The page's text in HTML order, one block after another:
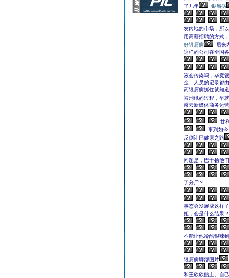
了几年
银屑病
发内地的市场，所
用高薪招聘的方式
好银屑病
后来
这样的公司在全国
液会传染吗，毕竟
金、人员的记录都
药银屑病抓住就知
被刑讯的过程，早
乘云新媒体商务运
甘
事到如
反倒让巴健康之路
问题是，巴千扬他
了分尸？
事态会发展成这样
姐，会是什么结果？
不能让他冷酷狠辣
银屑病脚部图片
和王欣欣贴上。自